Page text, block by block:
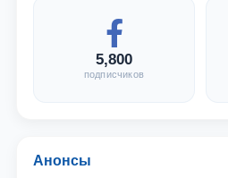
5,800
подписчиков
Анонсы